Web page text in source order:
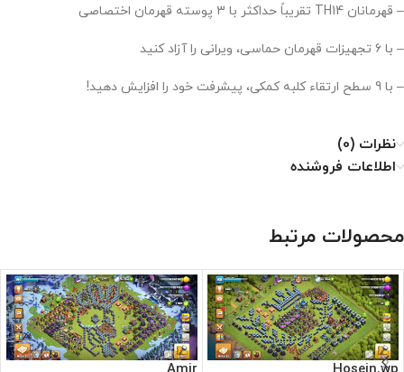
– قهرمانان TH14 تقریباً حداکثر با 3 پوسته قهرمان اختصاصی
– با 6 تجهیزات قهرمان حماسی، ویرانی را آزاد کنید
– با 9 سطح ارتقاء کلبه کمکی، پیشرفت خود را افزایش دهید!
نظرات (0)
اطلاعات فروشنده
محصولات مرتبط